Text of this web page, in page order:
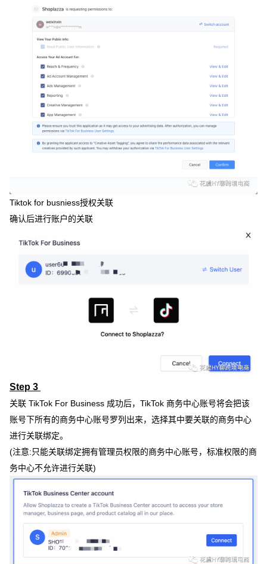
Tiktok for busniess授权关联
确认后进行账户的关联
Step 3
关联 TikTok For Business 成功后，TikTok 商务中心账号将会把该
账号下所有的商务中心账号罗列出来，选择其中要关联的商务中心
进行关联绑定。
(注意:只能关联绑定拥有管理员权限的商务中心账号，标准权限的商
务中心不允许进行关联)